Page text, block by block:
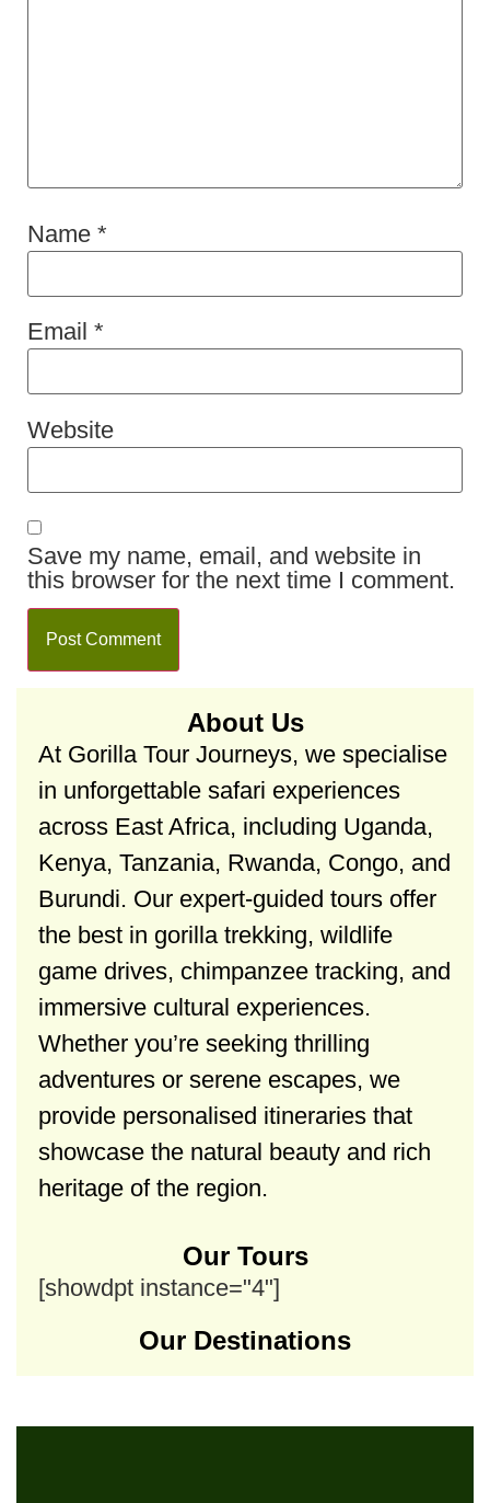
Name *
Email *
Website
Save my name, email, and website in
this browser for the next time I comment.
About Us
At Gorilla Tour Journeys, we specialise
in unforgettable safari experiences
across East Africa, including Uganda,
Kenya, Tanzania, Rwanda, Congo, and
Burundi. Our expert-guided tours offer
the best in gorilla trekking, wildlife
game drives, chimpanzee tracking, and
immersive cultural experiences.
Whether you’re seeking thrilling
adventures or serene escapes, we
provide personalised itineraries that
showcase the natural beauty and rich
heritage of the region.
Our Tours
[showdpt instance="4"]
Our Destinations